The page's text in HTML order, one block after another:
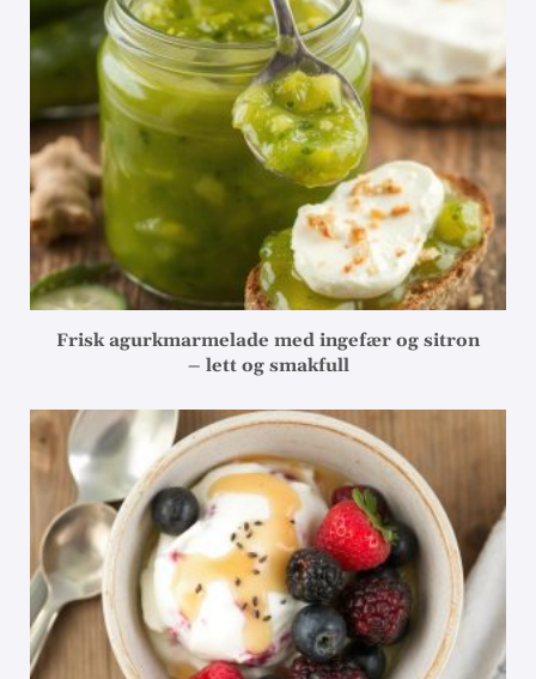
Frisk agurkmarmelade med ingefær og sitron
– lett og smakfull